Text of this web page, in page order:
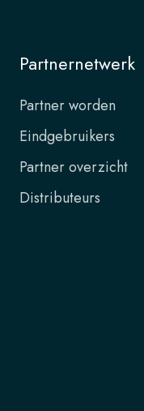
Partnernetwerk
Partner worden
Eindgebruikers
Partner overzicht
Distributeurs